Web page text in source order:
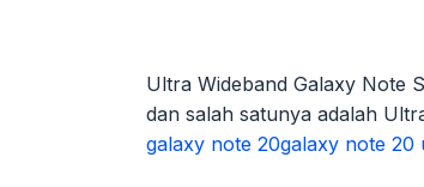
Ultra Wideband Galaxy Note
dan salah satunya adalah
galaxy note 20galaxy note 20